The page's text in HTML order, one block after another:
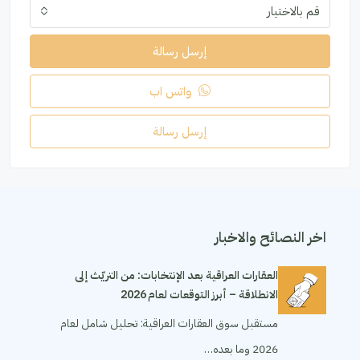
قم بالاختيار
إرسل رسالة
واتس اب
إرسل رسالة
اخر النصائح والاخبار
العقارات العراقية بعد الإنتخابات: من التريّث إلى
الانطلاقة – أبرز التوقعات لعام 2026
مستقبل سوق العقارات العراقية: تحليل شامل لعام
2026 وما بعده…